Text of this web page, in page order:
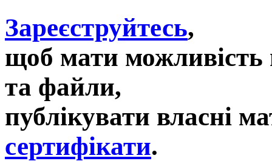
Зареєструйтесь,
щоб мати можливість
та файли,
публікувати власні
сертифікати.